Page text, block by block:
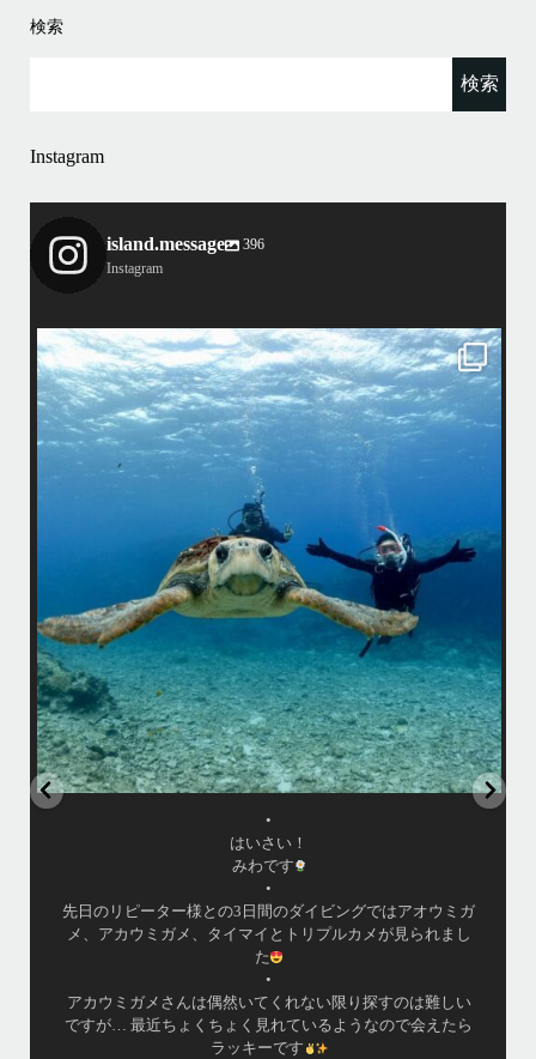
検索
Instagram
island.message
396
Instagram
island.message
•
はいさい！
みわです
先日のリピーター様との3日間のダイビングではアオウミガメ、アカウ
ミガメ、タイマイとトリプルカメが見られました
アカウミガメさんは偶然いてくれない限り探すのは難しいですが… 最近
ちょくちょく見れているようなので会えたらラッキーです
恐竜のようにかわいいお顔に夢中になりましたょ〜
•
ウチザンでロウニンアジも見れて、砂地では小さいエビやサンゴにびっ
しりなデバスズメダイなど冬らしい景色も楽しめました
• ...
11月 25
•
はいさい！
みわです
•
先日のリピーター様との3日間のダイビングではアオウミガ
メ、アカウミガメ、タイマイとトリプルカメが見られまし
た
•
アカウミガメさんは偶然いてくれない限り探すのは難しい
ですが… 最近ちょくちょく見れているようなので会えたら
ラッキーです